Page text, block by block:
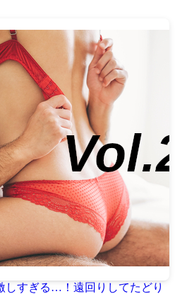
しすぎる…！遠回りしてたどり